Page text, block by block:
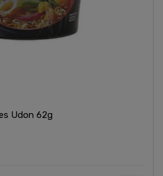
Udon 62g